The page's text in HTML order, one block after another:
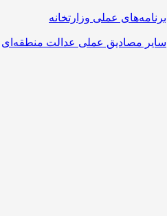
برنامه‌های عملی وزارتخانه
سایر مصادیق عملی عدالت منطقه‌ای